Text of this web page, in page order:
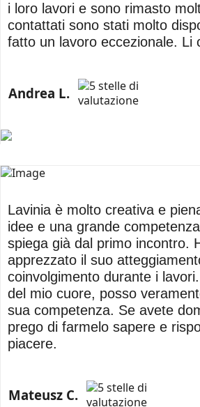
i loro lavori e sono rimasto
contattati sono stati molto
fatto un lavoro eccezionale. Li
Andrea L.
Lavinia è molto creativa e
idee e una grande
spiega già dal primo incontro.
apprezzato il suo
coinvolgimento durante i
del mio cuore, posso
sua competenza. Se avete
prego di farmelo sapere e
piacere.
Mateusz C.